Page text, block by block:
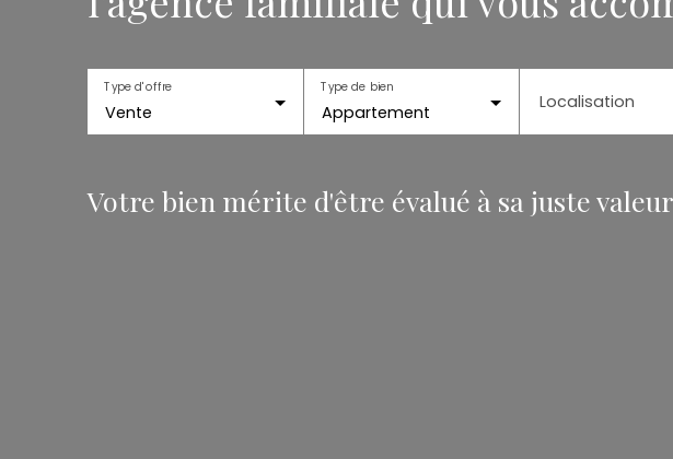
Vente
Type d'offre
Appartement
Type de bien
Localisation
Votre bien mérite d'être évalué à sa juste valeur